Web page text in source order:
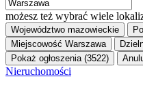
możesz też wybrać wiele
Województwo mazowieckie
Miejscowość Warszawa
Pokaż ogłoszenia (3522)
Nieruchomości